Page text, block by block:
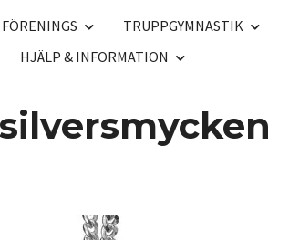
FÖRENINGS TRUPPGYMNASTIK
HJÄLP & INFORMATION